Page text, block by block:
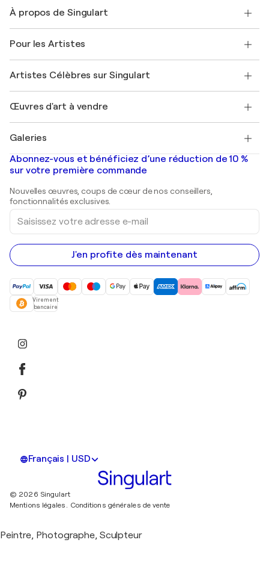
Expédition
Offrir une carte cadeau
Rejoignez notre programme commercial
Mon compte
+33 1 76 44 06 42
À propos de Singulart
FAQ
Magazine Singulart
Emplois
Découvrez une sélection d'art original
Pour les Artistes
Se connecter en tant qu'Artiste
Artistes Célèbres sur Singulart
Marc Chagall
Banksy
Mr. Brainwash
Shepard Fairey
Œuvres d'art à vendre
Tableaux abstraits à vendre
Peintures de paysage
Estampes
Peintures acryliques
Galeries
Galeries d'art en France
Galeries d'art en Belgique
Abonnez-vous et bénéficiez d’une réduction de 10 %
sur votre première commande
Nouvelles œuvres, coups de cœur de nos conseillers,
fonctionnalités exclusives.
Saisissez
votre
adresse
e-
mail
J'en profite dès maintenant
Virement
bancaire
Français | USD
© 2026 Singulart
Mentions légales. Conditions générales de vente
Peintre, Photographe, Sculpteur